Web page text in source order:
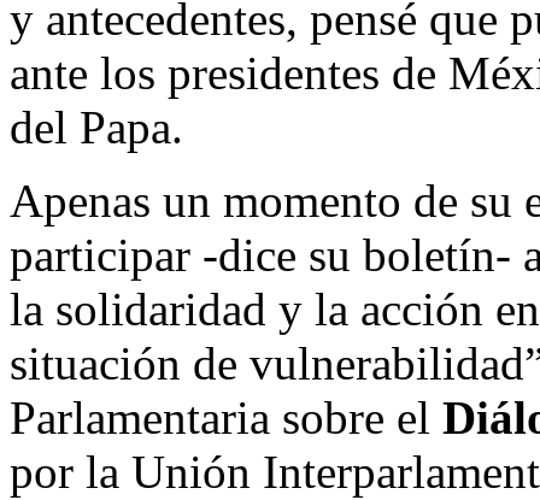
y antecedentes, pensé que
ante los presidentes de
del Papa.
Apenas un momento de su
participar -dice su boletín-
la solidaridad y la acción
situación de
Parlamentaria sobre el
por la Unión